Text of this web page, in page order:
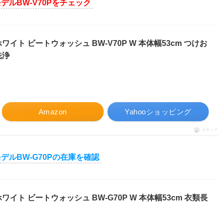
ルBW-V70Pをチェック
イト ビートウォッシュ BW-V70P W 本体幅53cm つけお
浄
Amazon Yahooショッピング
ポチップ
ルBW-G70Pの在庫を確認
イト ビートウォッシュ BW-G70P W 本体幅53cm 衣類長